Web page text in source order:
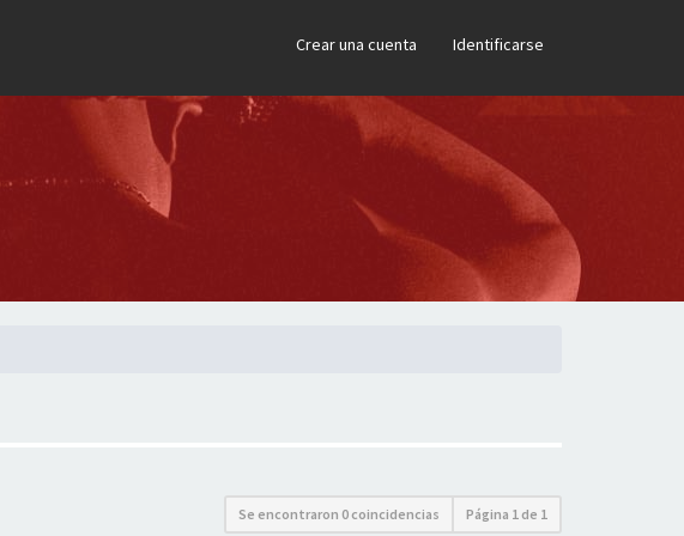
Crear una cuenta Identificarse
Se encontraron 0 coincidencias Página 1 de 1